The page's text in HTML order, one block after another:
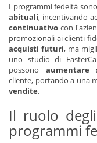
I programmi fedeltà
abituali, incentivando
continuativo con
promozionali ai clienti
acquisti futuri, ma
uno studio di
possono aumentare
cliente, portando a una
vendite.
Il ruolo
programmi